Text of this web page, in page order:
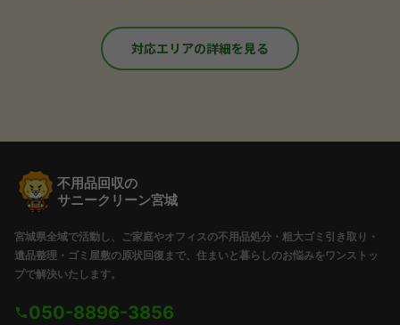
対応エリアの詳細を見る
不用品回収の
サニークリーン宮城
宮城県全域で活動し、ご家庭やオフィスの不用品処分・粗大ゴミ引き取り・
遺品整理・ゴミ屋敷の原状回復まで、住まいと暮らしのお悩みをワンストッ
プで解決いたします。
050-8896-3856